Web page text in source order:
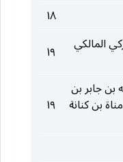
١٨
المالكي
١٩
بن جابر بن
بن كنانة
١٩